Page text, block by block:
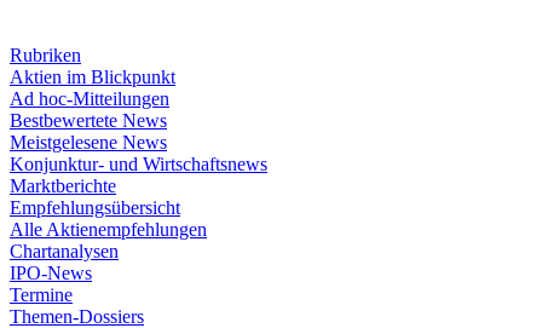
Rubriken
Aktien im Blickpunkt
Ad hoc-Mitteilungen
Bestbewertete News
Meistgelesene News
Konjunktur- und Wirtschaftsnews
Marktberichte
Empfehlungsübersicht
Alle Aktienempfehlungen
Chartanalysen
IPO-News
Termine
Themen-Dossiers